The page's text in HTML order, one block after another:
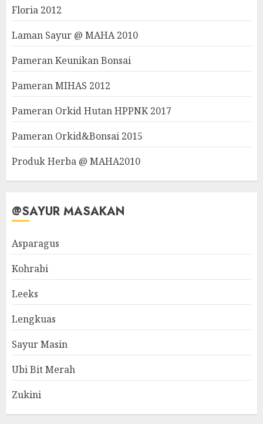
Floria 2012
Laman Sayur @ MAHA 2010
Pameran Keunikan Bonsai
Pameran MIHAS 2012
Pameran Orkid Hutan HPPNK 2017
Pameran Orkid&Bonsai 2015
Produk Herba @ MAHA2010
@SAYUR MASAKAN
Asparagus
Kohrabi
Leeks
Lengkuas
Sayur Masin
Ubi Bit Merah
Zukini